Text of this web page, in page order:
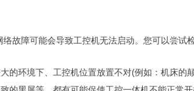
故障可能会导致工控机无法启动。您可以尝试
的环境下、工控机位置放置不对(例如：机床的